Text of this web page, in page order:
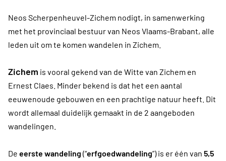
Neos Scherpenheuvel-Zichem nodigt, in samenwerking
met het provinciaal bestuur van Neos Vlaams-Brabant, alle
leden uit om te komen wandelen in Zichem.
Zichem is vooral gekend van de Witte van Zichem en
Ernest Claes. Minder bekend is dat het een aantal
eeuwenoude gebouwen en een prachtige natuur heeft. Dit
wordt allemaal duidelijk gemaakt in de 2 aangeboden
wandelingen.
De eerste wandeling (“erfgoedwandeling”) is er één van 5,5